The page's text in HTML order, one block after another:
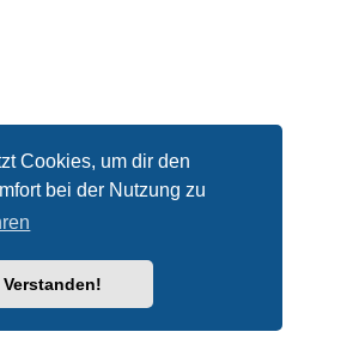
Cookies, um dir den
bei der Nutzung zu
Verstanden!